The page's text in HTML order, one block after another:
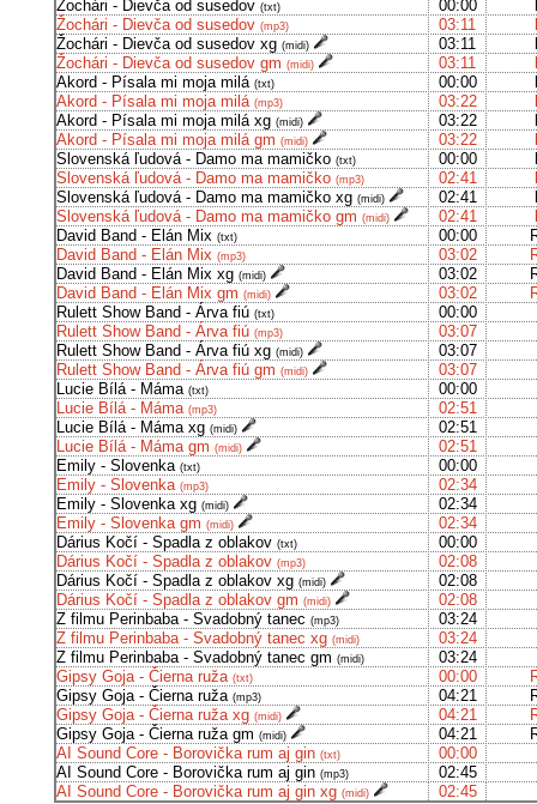
Žochári - Dievča od susedov (txt) 00:00
Žochári - Dievča od susedov (mp3) 03:11
Žochári - Dievča od susedov xg (midi) 03:11
Žochári - Dievča od susedov gm (midi) 03:11
Akord - Písala mi moja milá (txt) 00:00
Akord - Písala mi moja milá (mp3) 03:22
Akord - Písala mi moja milá xg (midi) 03:22
Akord - Písala mi moja milá gm (midi) 03:22
Slovenská ľudová - Damo ma mamičko (txt) 00:00
Slovenská ľudová - Damo ma mamičko (mp3) 02:41
Slovenská ľudová - Damo ma mamičko xg (midi) 02:41
Slovenská ľudová - Damo ma mamičko gm (midi) 02:41
David Band - Elán Mix (txt) 00:00
David Band - Elán Mix (mp3) 03:02
David Band - Elán Mix xg (midi) 03:02
David Band - Elán Mix gm (midi) 03:02
Rulett Show Band - Árva fiú (txt)
00:00
Rulett Show Band - Árva fiú (mp3)
03:07
Rulett Show Band - Árva fiú xg (midi)
03:07
Rulett Show Band - Árva fiú gm (midi)
03:07
Lucie Bílá - Máma (txt)
00:00
Lucie Bílá - Máma (mp3)
02:51
Lucie Bílá - Máma xg (midi)
02:51
Lucie Bílá - Máma gm (midi)
02:51
Emily - Slovenka (txt)
00:00
Emily - Slovenka (mp3)
02:34
Emily - Slovenka xg (midi)
02:34
Emily - Slovenka gm (midi)
02:34
Dárius Kočí - Spadla z oblakov (txt)
00:00
Dárius Kočí - Spadla z oblakov (mp3)
02:08
Dárius Kočí - Spadla z oblakov xg (midi)
02:08
Dárius Kočí - Spadla z oblakov gm (midi)
02:08
Z filmu Perinbaba - Svadobný tanec (mp3)
03:24
Z filmu Perinbaba - Svadobný tanec xg (midi)
03:24
Z filmu Perinbaba - Svadobný tanec gm (midi)
03:24
Gipsy Goja - Čierna ruža (txt) 00:00
Gipsy Goja - Čierna ruža (mp3) 04:21
Gipsy Goja - Čierna ruža xg (midi) 04:21
Gipsy Goja - Čierna ruža gm (midi) 04:21
AI Sound Core - Borovička rum aj gin (txt)
00:00
AI Sound Core - Borovička rum aj gin (mp3)
02:45
AI Sound Core - Borovička rum aj gin xg (midi) 02:45